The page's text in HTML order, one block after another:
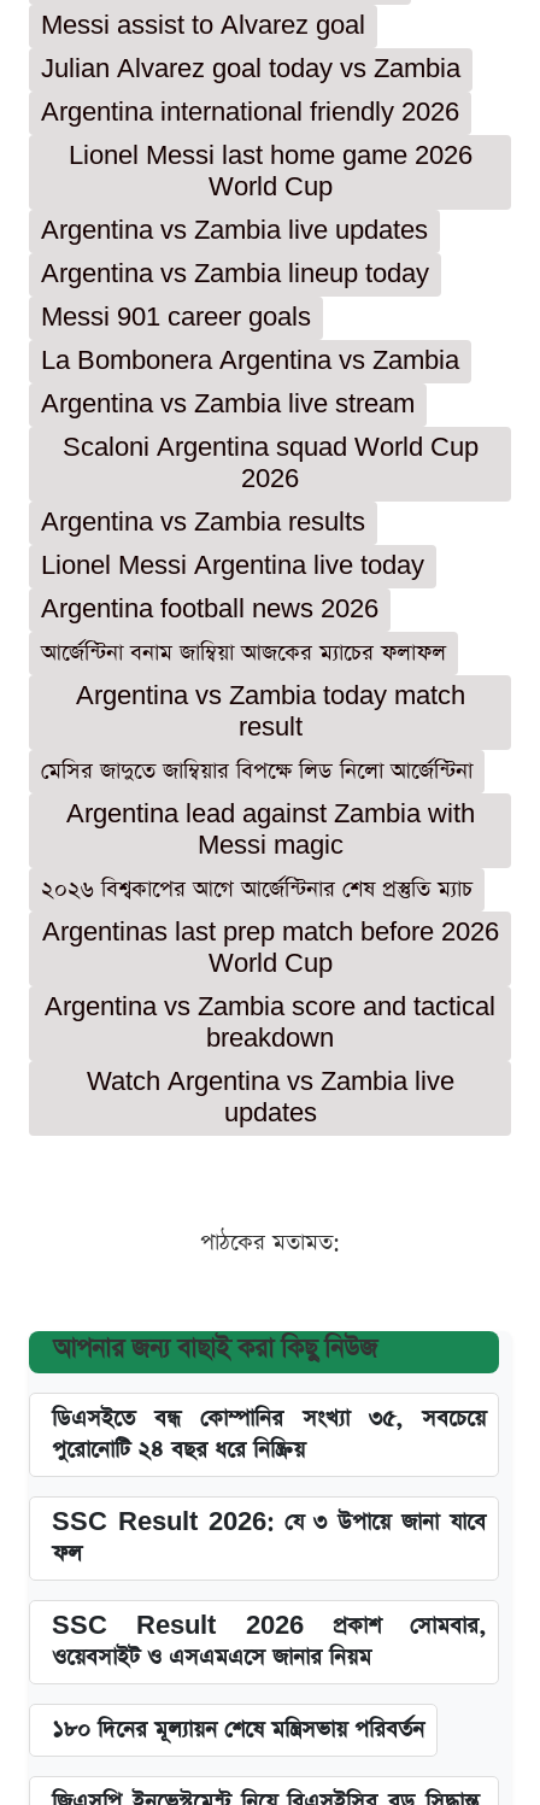
Messi assist to Alvarez goal
Julian Alvarez goal today vs Zambia
Argentina international friendly 2026
Lionel Messi last home game 2026
World Cup
Argentina vs Zambia live updates
Argentina vs Zambia lineup today
Messi 901 career goals
La Bombonera Argentina vs Zambia
Argentina vs Zambia live stream
Scaloni Argentina squad World Cup
2026
Argentina vs Zambia results
Lionel Messi Argentina live today
Argentina football news 2026
আর্জেন্টিনা বনাম জাম্বিয়া আজকের ম্যাচের ফলাফল
Argentina vs Zambia today match
result
মেসির জাদুতে জাম্বিয়ার বিপক্ষে লিড নিলো আর্জেন্টিনা
Argentina lead against Zambia with
Messi magic
২০২৬ বিশ্বকাপের আগে আর্জেন্টিনার শেষ প্রস্তুতি ম্যাচ
Argentinas last prep match before 2026
World Cup
Argentina vs Zambia score and tactical
breakdown
Watch Argentina vs Zambia live
updates
পাঠকের মতামত:
আপনার জন্য বাছাই করা কিছু নিউজ
ডিএসইতে বন্ধ কোম্পানির সংখ্যা ৩৫, সবচেয়ে
পুরোনোটি ২৪ বছর ধরে নিষ্ক্রিয়
SSC Result 2026: যে ৩ উপায়ে জানা যাবে
ফল
SSC Result 2026 প্রকাশ সোমবার,
ওয়েবসাইট ও এসএমএসে জানার নিয়ম
১৮০ দিনের মূল্যায়ন শেষে মন্ত্রিসভায় পরিবর্তন